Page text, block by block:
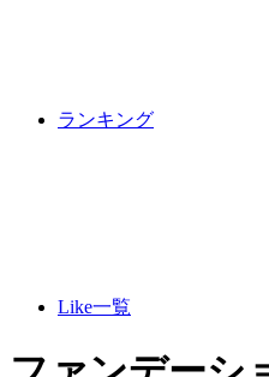
ランキング
Like一覧